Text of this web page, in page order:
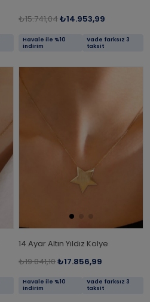
₺15.741,04₺14.953,99
Havale ile %10
indirim
Vade farksız 3
taksit
14 Ayar Altın Yıldız Kolye
₺19.841,10₺17.856,99
Havale ile %10
indirim
Vade farksız 3
taksit